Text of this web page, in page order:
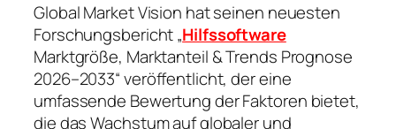
Global Market Vision hat seinen neuesten
Forschungsbericht „Hilfssoftware
Marktgröße, Marktanteil & Trends Prognose
2026–2033“ veröffentlicht, der eine
umfassende Bewertung der Faktoren bietet,
die das Wachstum auf globaler und